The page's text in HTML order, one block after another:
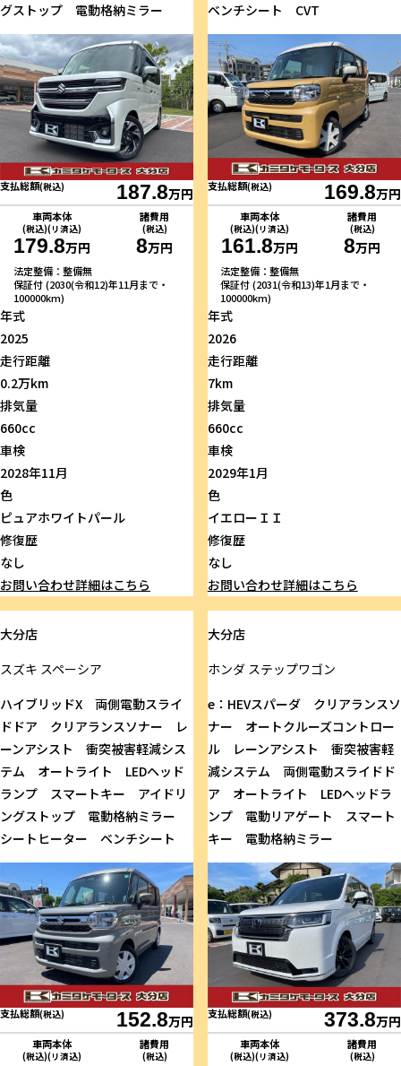
グストップ 電動格納ミラー
支払総額(税込) 187.8万円
車両本体
(税込)(リ済込)
179.8万円
諸費用
(税込)
8万円
法定整備：整備無
保証付 (2030(令和12)年11月まで・
100000km)
年式
2025
走行距離
0.2万km
排気量
660cc
車検
2028年11月
色
ピュアホワイトパール
修復歴
なし
お問い合わせ詳細はこちら
ベンチシート CVT
支払総額(税込) 169.8万円
車両本体
(税込)(リ済込)
161.8万円
諸費用
(税込)
8万円
法定整備：整備無
保証付 (2031(令和13)年1月まで・
100000km)
年式
2026
走行距離
7km
排気量
660cc
車検
2029年1月
色
イエローＩＩ
修復歴
なし
お問い合わせ詳細はこちら
大分店
スズキ スペーシア
ハイブリッドX 両側電動スライ
ドドア クリアランスソナー レ
ーンアシスト 衝突被害軽減シス
テム オートライト LEDヘッド
ランプ スマートキー アイドリ
ングストップ 電動格納ミラー
シートヒーター ベンチシート
支払総額(税込) 152.8万円
車両本体
(税込)(リ済込)
諸費用
(税込)
大分店
ホンダステップワゴン
e：HEVスパーダ クリアランスソ
ナー オートクルーズコントロー
ル レーンアシスト 衝突被害軽
減システム 両側電動スライドド
ア オートライト LEDヘッドラ
ンプ 電動リアゲート スマート
キー 電動格納ミラー
支払総額(税込) 373.8万円
車両本体
(税込)(リ済込)
諸費用
(税込)